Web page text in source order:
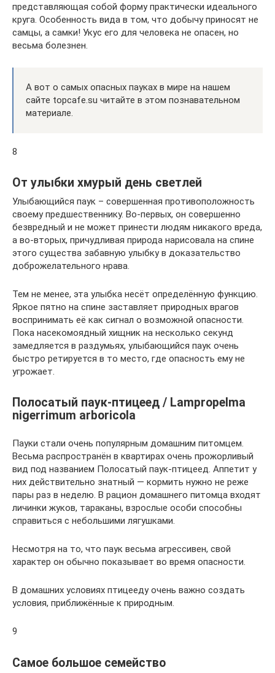
представляющая собой форму практически идеального
круга. Особенность вида в том, что добычу приносят не
самцы, а самки! Укус его для человека не опасен, но
весьма болезнен.
А вот о самых опасных пауках в мире на нашем
сайте topcafe.su читайте в этом познавательном
материале.
8
От улыбки хмурый день светлей
Улыбающийся паук – совершенная противоположность
своему предшественнику. Во-первых, он совершенно
безвредный и не может принести людям никакого вреда,
а во-вторых, причудливая природа нарисовала на спине
этого существа забавную улыбку в доказательство
доброжелательного нрава.
Тем не менее, эта улыбка несёт определённую функцию.
Яркое пятно на спине заставляет природных врагов
воспринимать её как сигнал о возможной опасности.
Пока насекомоядный хищник на несколько секунд
замедляется в раздумьях, улыбающийся паук очень
быстро ретируется в то место, где опасность ему не
угрожает.
Полосатый паук-птицеед / Lampropelma
nigerrimum arboricola
Пауки стали очень популярным домашним питомцем.
Весьма распространён в квартирах очень прожорливый
вид под названием Полосатый паук-птицеед. Аппетит у
них действительно знатный — кормить нужно не реже
пары раз в неделю. В рацион домашнего питомца входят
личинки жуков, тараканы, взрослые особи способны
справиться с небольшими лягушками.
Несмотря на то, что паук весьма агрессивен, свой
характер он обычно показывает во время опасности.
В домашних условиях птицееду очень важно создать
условия, приближённые к природным.
9
Самое большое семейство